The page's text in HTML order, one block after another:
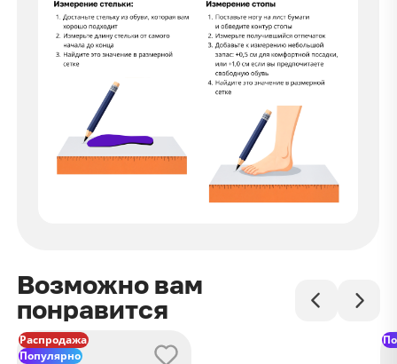
Возможно вам
понравится
Распродажа
Популярно